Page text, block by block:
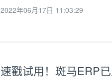
价，一键推送至草稿箱...
2022年06月17日 11:03:29
速戳试用！斑马ERP